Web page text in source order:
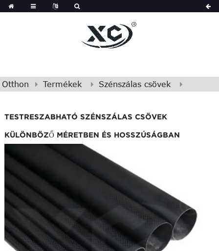
Otthon Termékek Szénszálas csövek
TESTRESZABHATÓ SZÉNSZÁLAS CSÖVEK
KÜLÖNBÖZŐ MÉRETBEN ÉS HOSSZÚSÁGBAN